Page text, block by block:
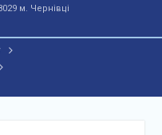
м. Чернівці